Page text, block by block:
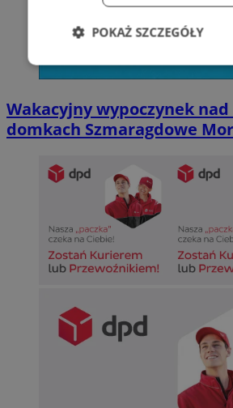
Wakacyjny wypoczynek
domkach Szmaragdowe
POKAŻ SZCZEGÓŁY
Niezbędne
Niezbędne Wydajność
Niezbędne pliki cookie
Nazwa